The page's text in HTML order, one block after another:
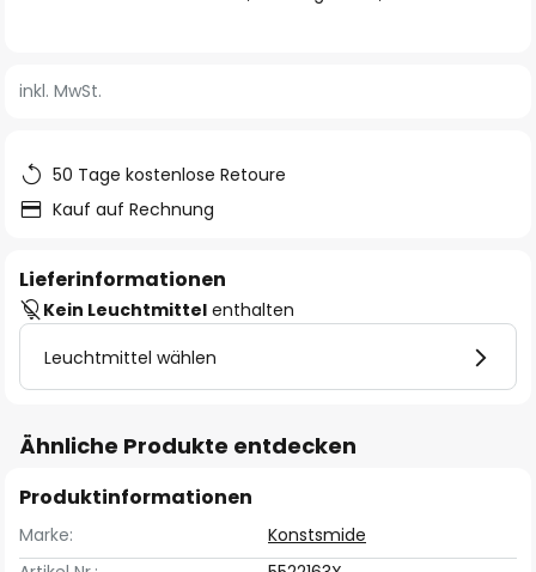
springen
inkl. MwSt.
50 Tage kostenlose Retoure
Kauf auf Rechnung
Lieferinformationen
Kein Leuchtmittel enthalten
Leuchtmittel wählen
Ähnliche Produkte entdecken
Produktinformationen
Marke:
Konstsmide